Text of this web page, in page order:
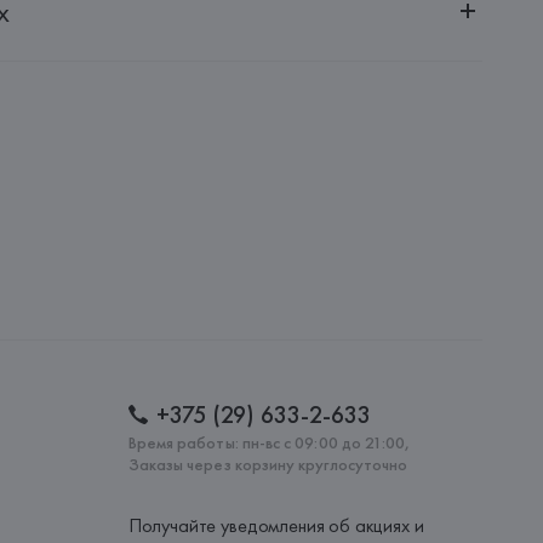
г. Минск, ул. Немига, 5, пом. 39
+375 (29) 633-2-633
Время работы: пн-вс с 09:00 до 21:00,
Заказы через корзину круглосуточно
Получайте уведомления об акциях и